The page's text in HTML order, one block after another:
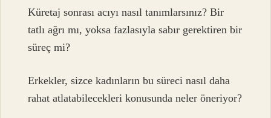
Küretaj sonrası acıyı nasıl tanımlarsınız? Bir
tatlı ağrı mı, yoksa fazlasıyla sabır gerektiren bir
süreç mi?
Erkekler, sizce kadınların bu süreci nasıl daha
rahat atlatabilecekleri konusunda neler öneriyor?